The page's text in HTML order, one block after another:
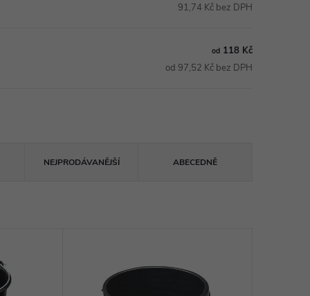
91,74 Kč bez DPH
od 118 Kč
od 97,52 Kč bez DPH
NEJPRODÁVANĚJŠÍ ABECEDNĚ